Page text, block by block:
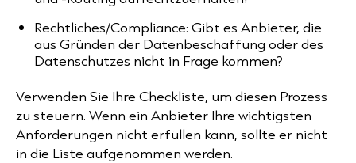
Rechtliches/Compliance: Gibt es Anbieter, die
aus Gründen der Datenbeschaffung oder des
Datenschutzes nicht in Frage kommen?
Verwenden Sie Ihre Checkliste, um diesen Prozess
zu steuern. Wenn ein Anbieter Ihre wichtigsten
Anforderungen nicht erfüllen kann, sollte er nicht
in die Liste aufgenommen werden.